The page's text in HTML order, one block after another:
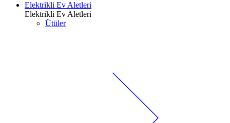
Elektrikli Ev Aletleri
Elektrikli Ev Aletleri
Ütüler